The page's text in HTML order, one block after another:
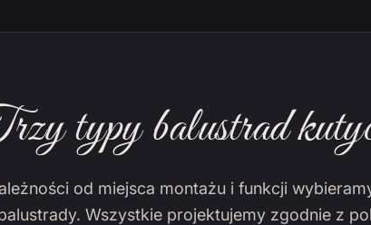
typy balustrad
od miejsca montażu i funkcji
Wszystkie projektujemy zgodnie z